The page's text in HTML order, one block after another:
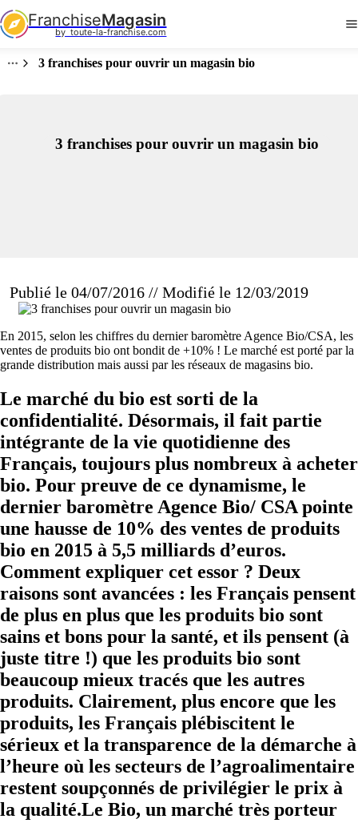
FranchiseMagasin
by  toute-la-franchise.com
3 franchises pour ouvrir un magasin bio
3 franchises pour ouvrir un magasin bio
Publié le 04/07/2016 // Modifié le 12/03/2019
En 2015, selon les chiffres du dernier baromètre Agence Bio/CSA, les
ventes de produits bio ont bondit de +10% ! Le marché est porté par la
grande distribution mais aussi par les réseaux de magasins bio.
Le marché du bio est sorti de la
confidentialité. Désormais, il fait partie
intégrante de la vie quotidienne des
Français, toujours plus nombreux à acheter
bio. Pour preuve de ce dynamisme, le
dernier baromètre Agence Bio/ CSA pointe
une hausse de 10% des ventes de produits
bio en 2015 à 5,5 milliards d’euros.
Comment expliquer cet essor ? Deux
raisons sont avancées : les Français pensent
de plus en plus que les produits bio sont
sains et bons pour la santé, et ils pensent (à
juste titre !) que les produits bio sont
beaucoup mieux tracés que les autres
produits. Clairement, plus encore que les
produits, les Français plébiscitent le
sérieux et la transparence de la démarche à
l’heure où les secteurs de l’agroalimentaire
restent soupçonnés de privilégier le prix à
la qualité.Le Bio, un marché très porteur